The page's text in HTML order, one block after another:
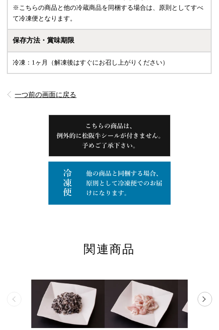
※こちらの商品と他の冷蔵商品を同梱する場合は、原則としてすべ
て冷凍便となります。
保存方法・賞味期限
冷凍：1ヶ月（解凍後はすぐにお召し上がりください）
一つ前の画面に戻る
関連商品